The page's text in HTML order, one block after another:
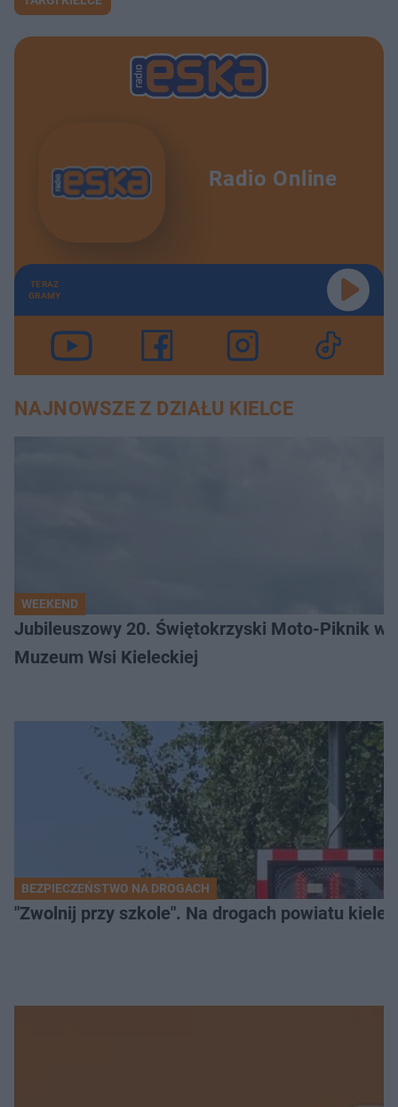
Radio Online
TERAZ
GRAMY
NAJNOWSZE Z DZIAŁU KIELCE
WEEKEND
Jubileuszowy 20. Świętokrzyski Moto-Piknik w
Muzeum Wsi Kieleckiej
BEZPIECZEŃSTWO NA DROGACH
"Zwolnij przy szkole". Na drogach powiatu